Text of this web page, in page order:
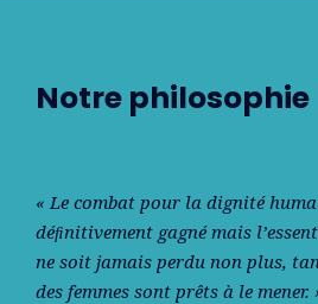
Notre philosophie
« Le combat pour la dignité
déﬁnitivement gagné mais
ne soit jamais perdu non plus,
des femmes sont prêts à le mener.